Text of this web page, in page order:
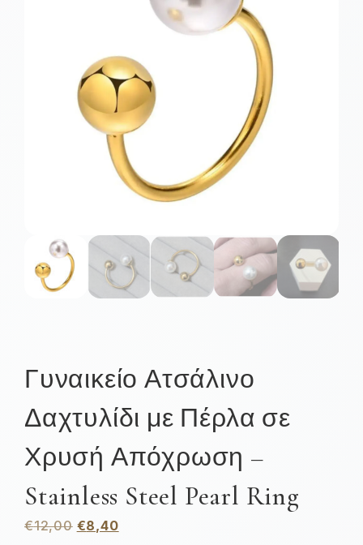
Γυναικείο Ατσάλινο
Δαχτυλίδι με Πέρλα σε
Χρυσή Απόχρωση –
Stainless Steel Pearl Ring
€12,00 €8,40